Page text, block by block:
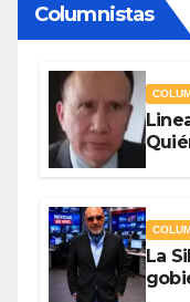
Columnistas
La